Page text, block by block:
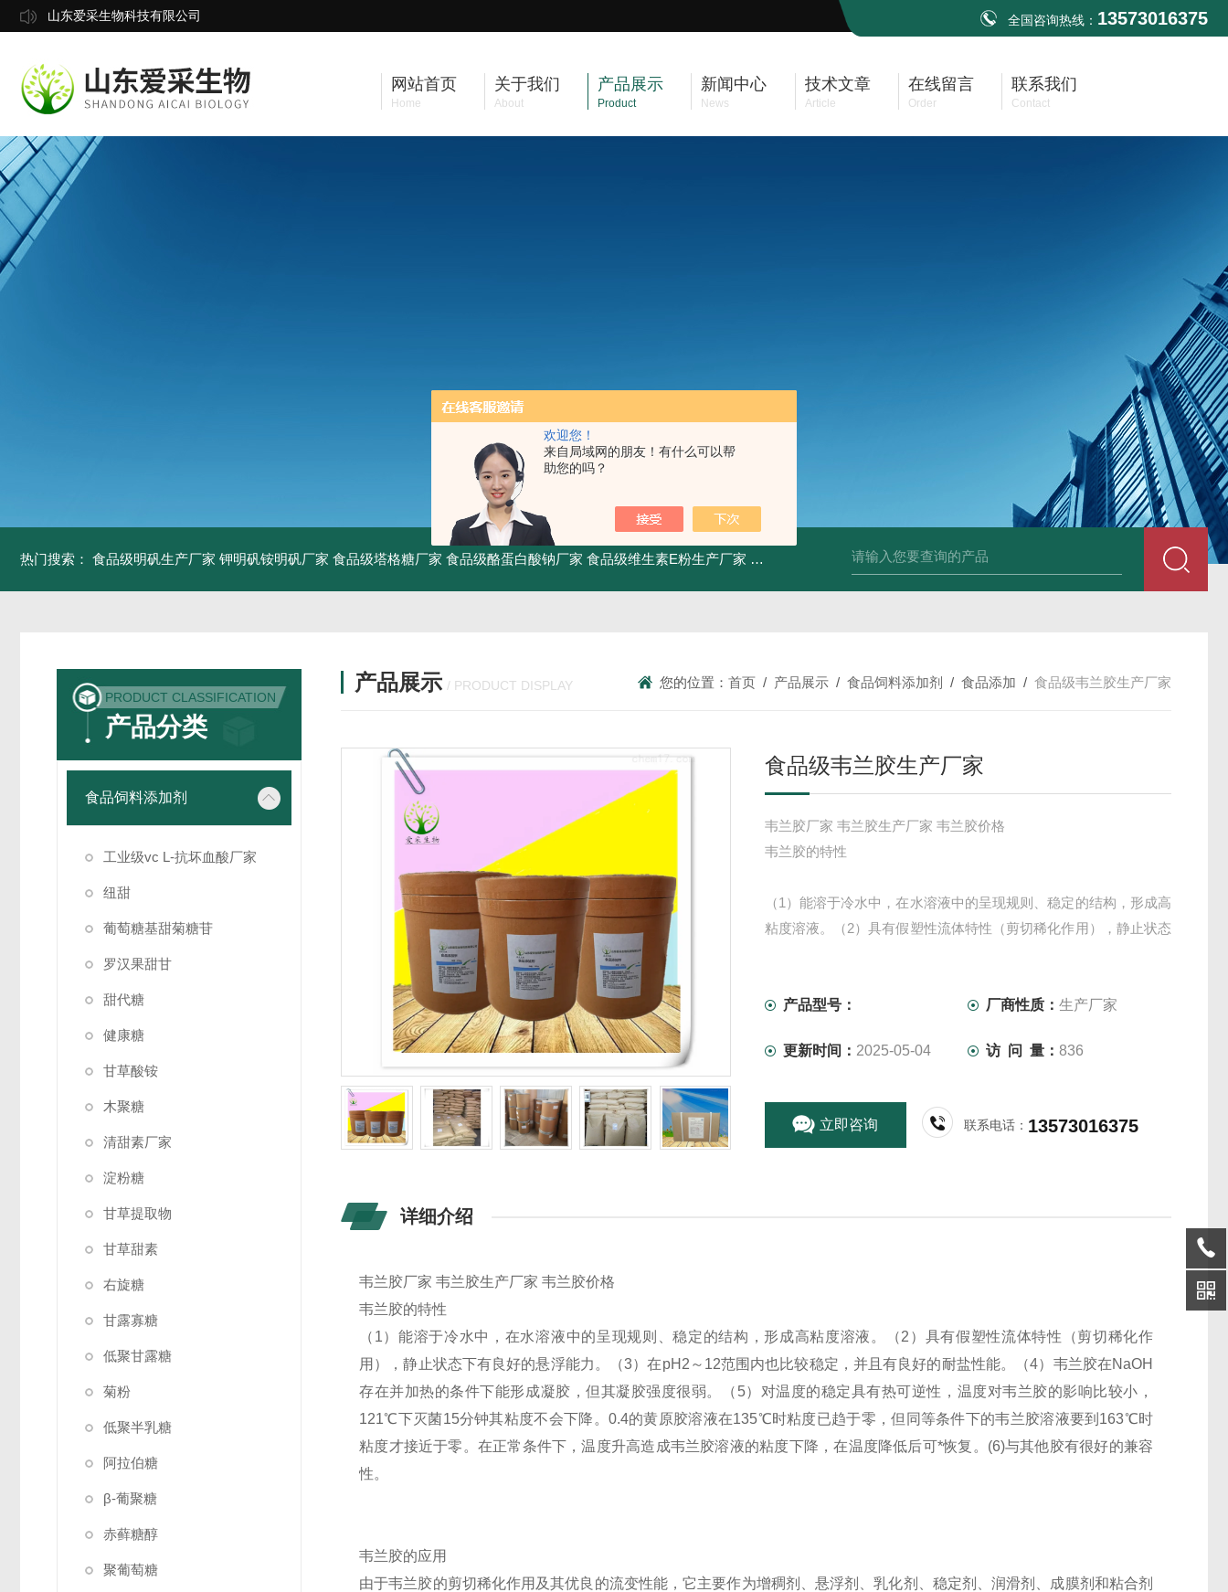
欢迎您！
来自局域网的朋友！有什么可以帮
助您的吗？
山东爱采生物科技有限公司 全国咨询热线： 13573016375
网站首页
Home
关于我们
About
产品展示
Product
新闻中心
News
技术文章
Article
在线留言
Order
联系我们
Contact
热门搜索： 食品级明矾生产厂家 钾明矾铵明矾厂家 食品级塔格糖厂家 食品级酪蛋白酸钠厂家 食品级维生素E粉生产厂家 食品级牛骨胶原蛋白生产厂家 食品级复合氨基酸生产厂家 食品级黄原胶生产厂
PRODUCT CLASSIFICATION
产品分类
食品饲料添加剂
工业级vc L-抗坏血酸厂家
纽甜
葡萄糖基甜菊糖苷
罗汉果甜甘
甜代糖
健康糖
甘草酸铵
木聚糖
清甜素厂家
淀粉糖
甘草提取物
甘草甜素
右旋糖
甘露寡糖
低聚甘露糖
菊粉
低聚半乳糖
阿拉伯糖
β-葡聚糖
赤藓糖醇
聚葡萄糖
产品展示 / PRODUCT DISPLAY 您的位置： 首页 / 产品展示 / 食品饲料添加剂 / 食品添加 / 食品级韦兰胶生产厂家
食品级韦兰胶生产厂家
韦兰胶厂家 韦兰胶生产厂家 韦兰胶价格
韦兰胶的特性
（1）能溶于冷水中，在水溶液中的呈现规则、稳定的结构，形成高
粘度溶液。（2）具有假塑性流体特性（剪切稀化作用），静止状态
凝胶，但其凝胶强度很弱。（5）对温度的稳定具有热可逆性，温度
产品型号： 厂商性质：生产厂家
更新时间： 2025-05-04 访 问 量：836
立即咨询 联系电话： 13573016375
详细介绍
韦兰胶厂家 韦兰胶生产厂家 韦兰胶价格
韦兰胶的特性
（1）能溶于冷水中，在水溶液中的呈现规则、稳定的结构，形成高粘度溶液。（2）具有假塑性流体特性（剪切稀化作
用），静止状态下有良好的悬浮能力。（3）在pH2～12范围内也比较稳定，并且有良好的耐盐性能。（4）韦兰胶在NaOH
存在并加热的条件下能形成凝胶，但其凝胶强度很弱。（5）对温度的稳定具有热可逆性，温度对韦兰胶的影响比较小，
121℃下灭菌15分钟其粘度不会下降。0.4的黄原胶溶液在135℃时粘度已趋于零，但同等条件下的韦兰胶溶液要到163℃时
粘度才接近于零。在正常条件下，温度升高造成韦兰胶溶液的粘度下降，在温度降低后可*恢复。(6)与其他胶有很好的兼容
性。
韦兰胶的应用
由于韦兰胶的剪切稀化作用及其优良的流变性能，它主要作为增稠剂、悬浮剂、乳化剂、稳定剂、润滑剂、成膜剂和粘合剂